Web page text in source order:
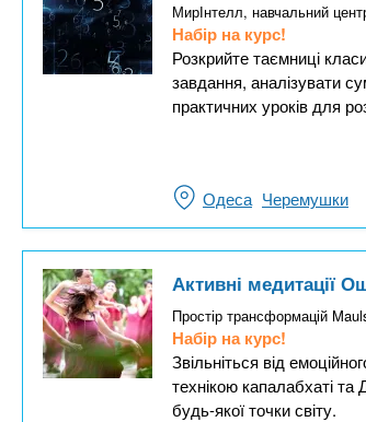
МирІнтелл, навчальний
Набір на курс!
Розкрийте таємниці
завдання, аналізувати
практичних уроків для
Одеса Черемушки
Активні медитації
Простір трансформацій
Набір на курс!
Звільніться від
технікою капалабхаті
будь-якої точки світу.